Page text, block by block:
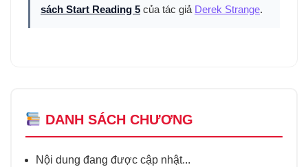
sách Start Reading 5 của tác giả Derek Strange.
DANH SÁCH CHƯƠNG
Nội dung đang được cập nhật...